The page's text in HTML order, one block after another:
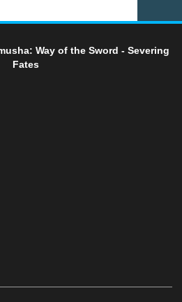
Way of the Sword - Severing
Fates